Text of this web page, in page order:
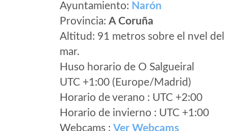
Ayuntamiento: Narón
Provincia: A Coruña
Altitud: 91 metros sobre el nvel del
mar.
Huso horario de O Salgueiral
UTC +1:00 (Europe/Madrid)
Horario de verano : UTC +2:00
Horario de invierno : UTC +1:00
Webcams : Ver Webcams